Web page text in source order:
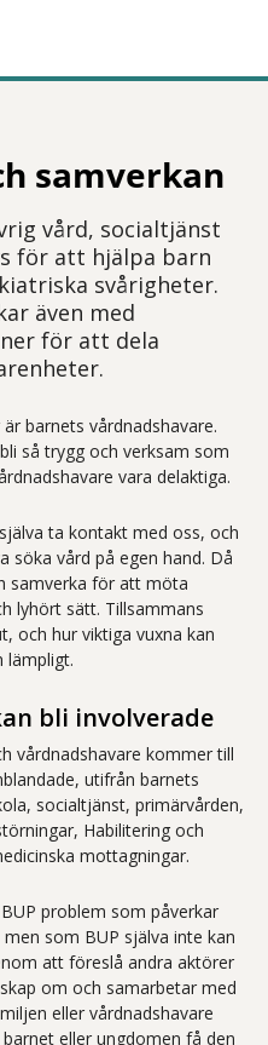
samverkan
vård, socialtjänst
för att hjälpa barn
svårigheter.
även med
för att dela
barnets vårdnadshavare.
så trygg och verksam som
vara delaktiga.
ta kontakt med oss, och
söka vård på egen hand. Då
samverka för att möta
lyhört sätt. Tillsammans
och hur viktiga vuxna kan
lämpligt.
bli involverade
vårdnadshavare kommer till
utifrån barnets
socialtjänst, primärvården,
Habilitering och
mottagningar.
problem som påverkar
som BUP själva inte kan
att föreslå andra aktörer
om och samarbetar med
eller vårdnadshavare
eller ungdomen få den